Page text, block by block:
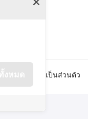
นโยบายความเป็นส่วนตัว
งหมด